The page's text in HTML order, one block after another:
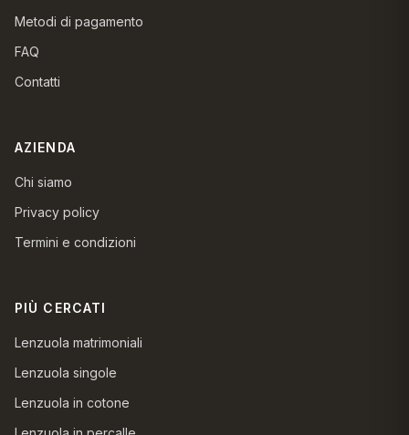
Metodi di pagamento
FAQ
Contatti
AZIENDA
Chi siamo
Privacy policy
Termini e condizioni
PIÙ CERCATI
Lenzuola matrimoniali
Lenzuola singole
Lenzuola in cotone